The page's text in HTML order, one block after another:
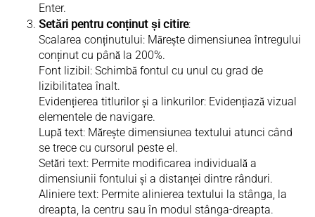
Enter.
Setări pentru conținut și citire:
Scalarea conținutului: Mărește dimensiunea întregului
conținut cu până la 200%.
Font lizibil: Schimbă fontul cu unul cu grad de
lizibilitatea înalt.
Evidențierea titlurilor și a linkurilor: Evidențiază vizual
elementele de navigare.
Lupă text: Mărește dimensiunea textului atunci când
se trece cu cursorul peste el.
Setări text: Permite modificarea individuală a
dimensiunii fontului și a distanței dintre rânduri.
Aliniere text: Permite alinierea textului la stânga, la
dreapta, la centru sau în modul stânga-dreapta.